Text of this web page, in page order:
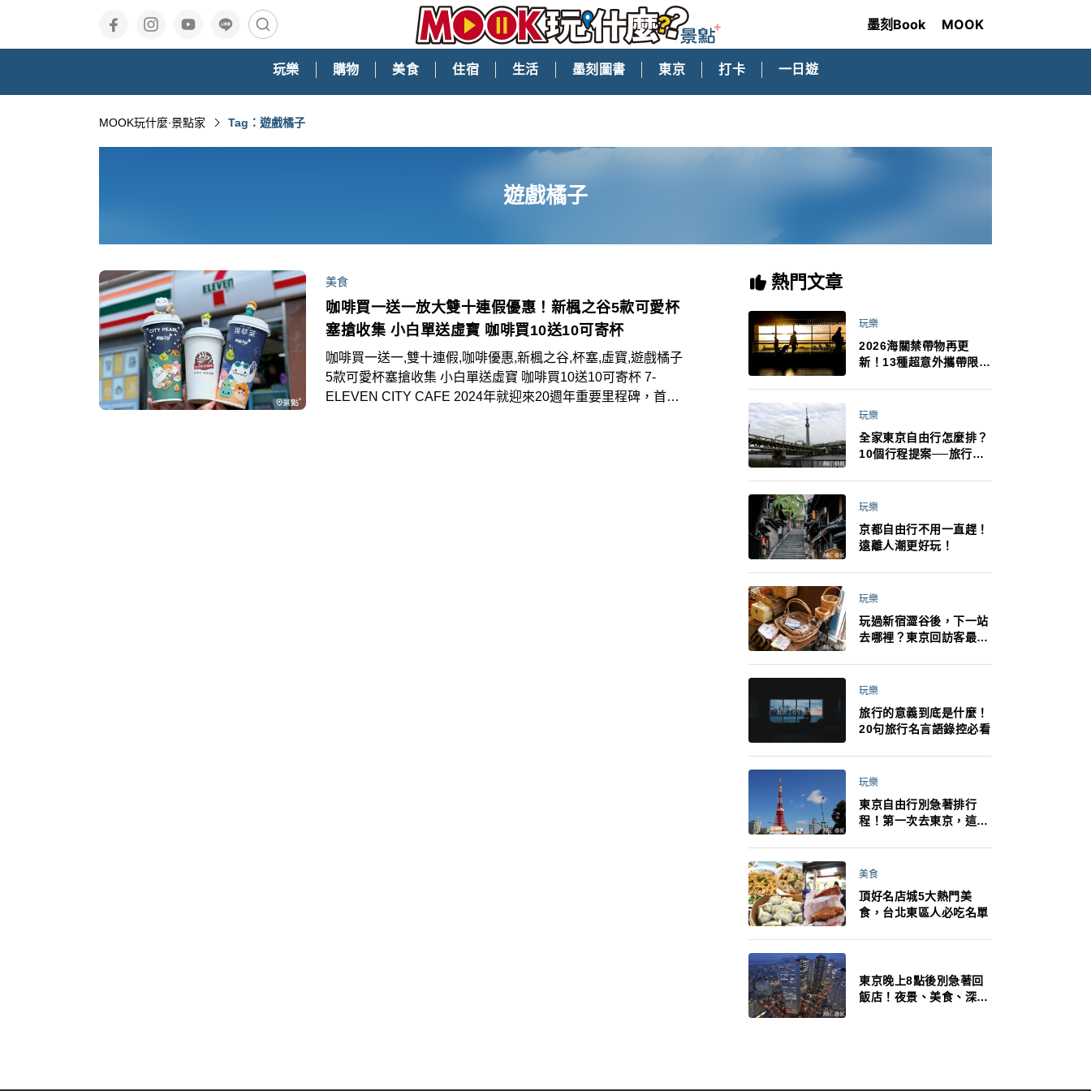
墨刻Book MOOK
玩樂 購物 美食 住宿 生活 墨刻圖書 東京 打卡 一日遊
MOOK玩什麼‧景點家 Tag：遊戲橘子
遊戲橘子
美食
咖啡買一送一放大雙十連假優惠！新楓之谷5款可愛杯
塞搶收集 小白單送虛寶 咖啡買10送10可寄杯
咖啡買一送一,雙十連假,咖啡優惠,新楓之谷,杯塞,虛寶,遊戲橘子
5款可愛杯塞搶收集 小白單送虛寶 咖啡買10送10可寄杯 7-
ELEVEN CITY CAFE 2024年就迎來20週年重要里程碑，首度
熱門文章
玩樂
2026海關禁帶物再更
新！13種超意外攜帶限
最高還罰百萬！注意事項
玩樂
全家東京自由行怎麼排？
10個行程提案──旅行不
法！
玩樂
京都自由行不用一直趕！
遠離人潮更好玩！
玩樂
玩過新宿澀谷後，下一站
去哪裡？東京回訪客最推
玩樂
旅行的意義到底是什麼！
20句旅行名言語錄控必看
玩樂
東京自由行別急著排行
程！第一次去東京，這10
美食
頂好名店城5大熱門美
食，台北東區人必吃名單
東京晚上8點後別急著回
飯店！夜景、美食、深夜